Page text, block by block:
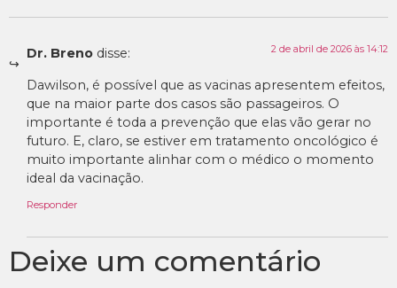
Dr. Breno disse: 2 de abril de 2026 às 14:12
Dawilson, é possível que as vacinas apresentem efeitos,
que na maior parte dos casos são passageiros. O
importante é toda a prevenção que elas vão gerar no
futuro. E, claro, se estiver em tratamento oncológico é
muito importante alinhar com o médico o momento
ideal da vacinação.
Responder
Deixe um comentário